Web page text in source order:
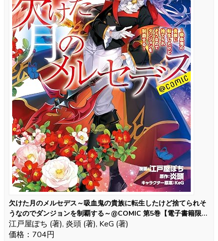
欠けた月のメルセデス～吸血鬼の貴族に転生したけど捨てられそ
うなのでダンジョンを制覇する～@COMIC 第5巻【電子書籍限定
描き下ろしマンガ付き】
江戸屋ぽち (著), 炎頭 (著), KeG (著)
価格：704円